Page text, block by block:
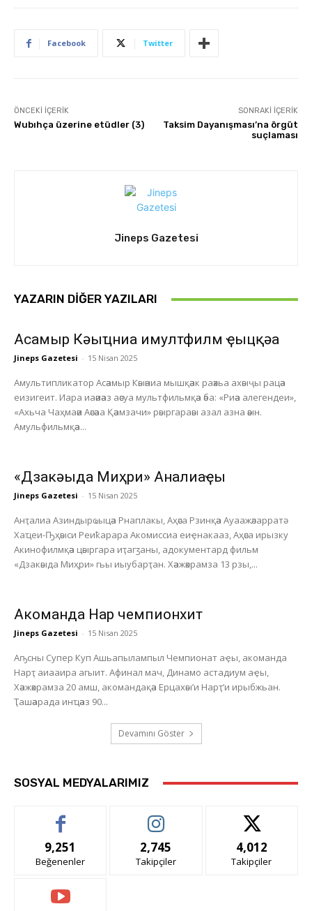
Facebook Twitter
ÖNCEKI İÇERIK
Wubıhça üzerine etüdler (3)
SONRAKI İÇERIK
Taksim Dayanışması’na örgüt
suçlaması
Jineps Gazetesi
YAZARIN DIĞER YAZILARI
Асҭамыр Кәыҵниа имултфилм ҿыцқәа
Jineps Gazetesi - 15 Nisan 2025
Амультипликатор Асәамыр Кәыәниа мышқәак раәхьа ахәыҷы рацәа
еизигеит. Иара иаәиәаз аәсуа мультфильмқәа әба: «Риәа алегендеи»,
«Ахьча Чаҳмаәи Аәсәаа Қәамзачи» рәыргараәы азал азна әәын.
Амульфильмқәа...
«Дзакәыда Миҳри» Анҭалиаҿы
Jineps Gazetesi - 15 Nisan 2025
Анҭалиа Азиндырҩыцәа Рнаплакы, Аҳәса Рзинқәа Ауаажәларратә
Хаҵеи-Ҧҳәыси Реиҟарара Акомиссиа еиҿнакааз, Аҳәса ирызку
Акинофилмқәа цәыргара иҭагӡаны, адокументард фильм
«Дзакәыда Миҳри» гьы иыубарҭан. Хәажәкрамза 13 рзы,...
Акоманда Нарҭ чемпионхит
Jineps Gazetesi - 15 Nisan 2025
Аҧсны Супер Куп Ашьапылампыл Чемпионат аҿы, акоманда
Нарҭ аиааира агыит. Афинал мач, Динамо астадиум аҿы,
Хәажәкрамза 20 амш, акомандақәа Ерцахәы’и Нарҭ’и ирыбжьан.
Ҭашәарада инҵәаз 90...
Devamını Göster
SOSYAL MEDYALARIMIZ
9,251
Beğenenler
2,745
Takipçiler
4,012
Takipçiler